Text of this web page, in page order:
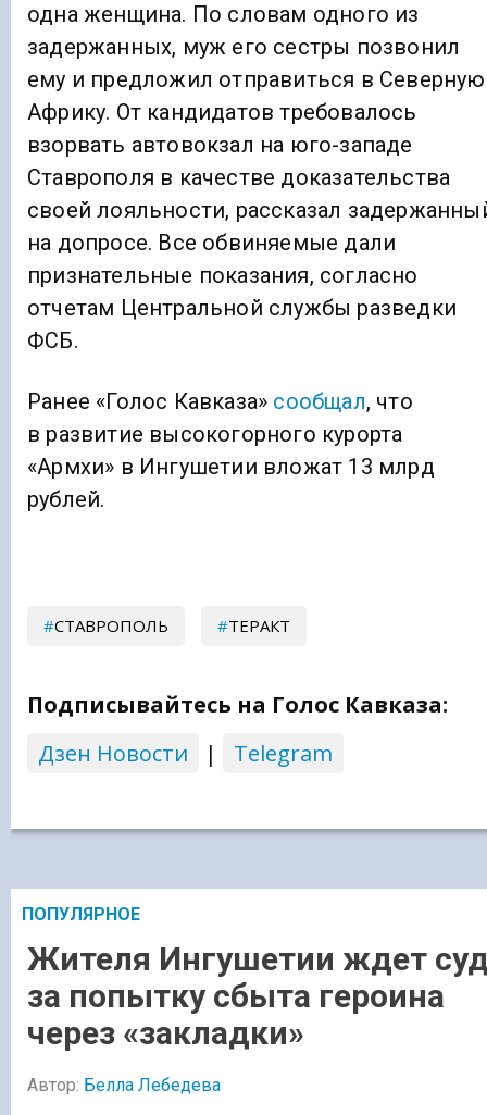
одна женщина. По словам одного из
задержанных, муж его сестры позвонил
ему и предложил отправиться в Северную
Африку. От кандидатов требовалось
взорвать автовокзал на юго-западе
Ставрополя в качестве доказательства
своей лояльности, рассказал
на допросе. Все обвиняемые дали
признательные показания, согласно
отчетам Центральной службы разведки
ФСБ.
Ранее «Голос Кавказа» сообщал, что
в развитие высокогорного курорта
«Армхи» в Ингушетии вложат 13 млрд
рублей.
СТАВРОПОЛЬ ТЕРАКТ
Подписывайтесь на Голос Кавказа:
Дзен Новости
| Telegram
ПОПУЛЯРНОЕ
Жителя Ингушетии ждет
за попытку сбыта героина
через «закладки»
Автор: Белла Лебедева